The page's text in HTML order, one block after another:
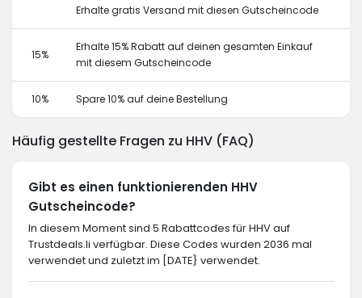
Erhalte gratis Versand mit diesen Gutscheincode
15%
Erhalte 15% Rabatt auf deinen gesamten Einkauf
mit diesem Gutscheincode
10% Spare 10% auf deine Bestellung
Häufig gestellte Fragen zu HHV (FAQ)
Gibt es einen funktionierenden HHV
Gutscheincode?
In diesem Moment sind 5 Rabattcodes für HHV auf
Trustdeals.li verfügbar. Diese Codes wurden 2036 mal
verwendet und zuletzt im [DATE} verwendet.